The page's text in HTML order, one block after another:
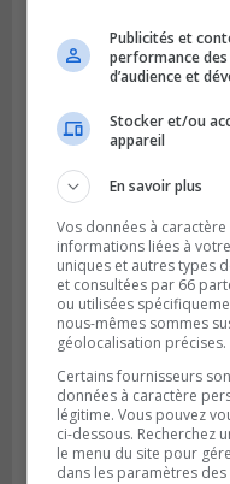
SAINT-HUBERT
Publié le 6 août 2026 à
Longueuil
deux stations de
Publicités et
performance
d’audience et
Stocker et/ou
appareil
En savoir plus
Vos données à
informations liées à
uniques et autres types
et consultées par 66
ou utilisées
nous-mêmes sommes
géolocalisation précises.
Certains fournisseurs
données à caractère
légitime. Vous pouvez
ci-dessous. Recherchez
le menu du site pour
dans les paramètres